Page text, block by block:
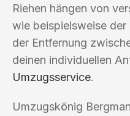
Riehen hängen von
wie beispielsweise
der Entfernung
deinen individuellen
Umzugsservice.
Umzugskönig